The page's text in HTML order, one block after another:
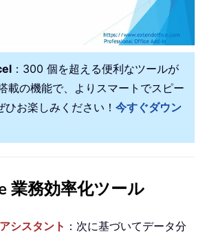
：300 個を超える便利なツールが
載の機能で、よりスマートでスピー
お楽しみください！ 今すぐダウン
業務効率化ツール
シスタント ：次に基づいてデータ分